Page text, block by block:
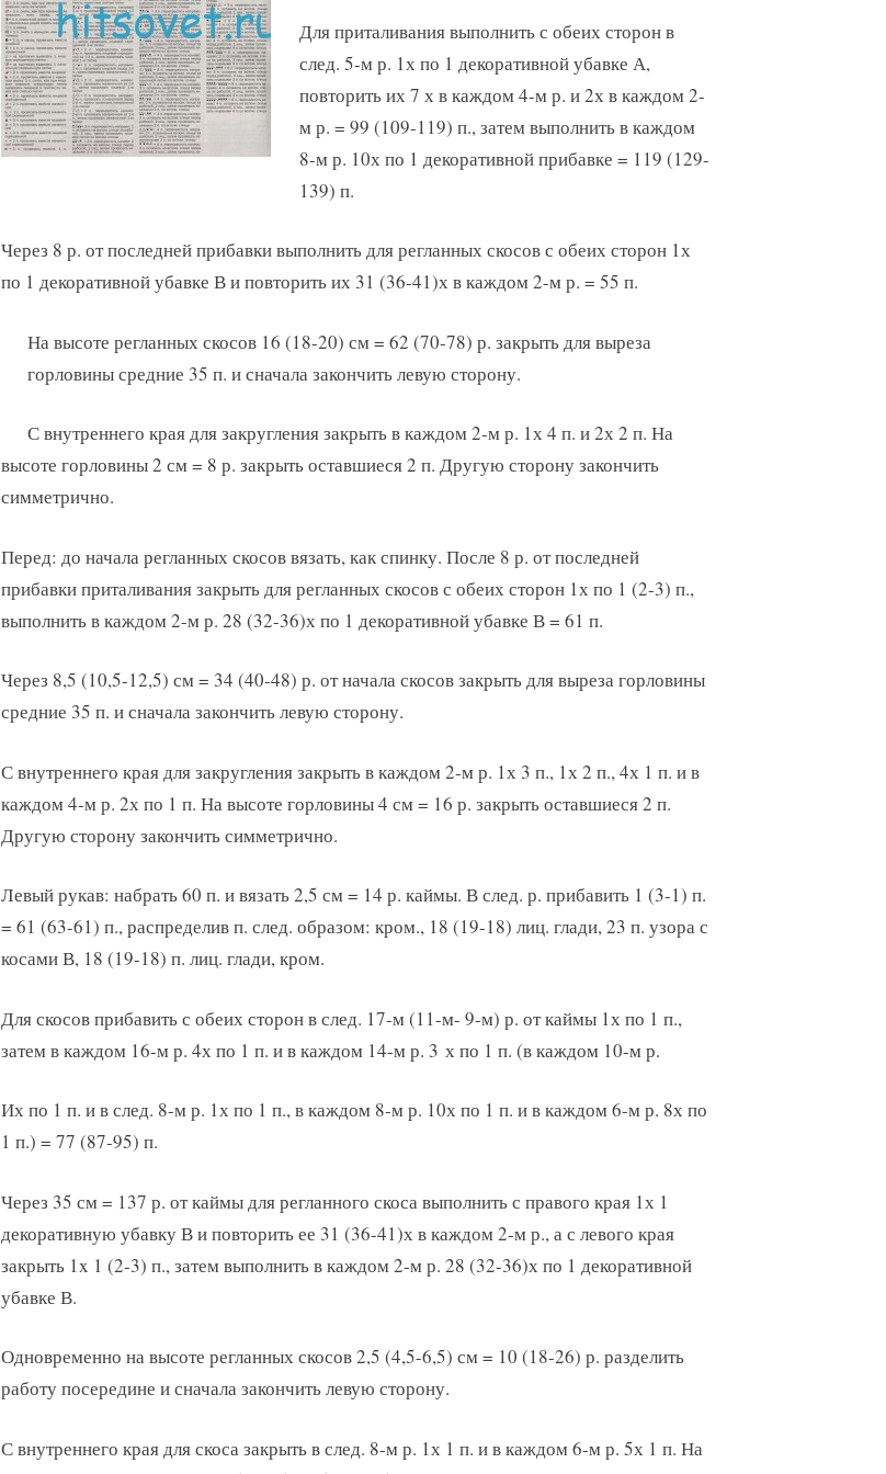
Для приталивания выполнить с обеих сторон в
след. 5-м р. 1х по 1 декоративной убавке А,
повторить их 7 х в каждом 4-м р. и 2х в каждом 2-
м р. = 99 (109-119) п., затем выполнить в каждом
8-м р. 10х по 1 декоративной прибавке = 119 (129-
139) п.
Через 8 р. от последней прибавки выполнить для регланных скосов с обеих сторон 1х
по 1 декоративной убавке В и повторить их 31 (36-41)х в каждом 2-м р. = 55 п.
На высоте регланных скосов 16 (18-20) см = 62 (70-78) р. закрыть для выреза
горловины средние 35 п. и сначала закончить левую сторону.
С внутреннего края для закругления закрыть в каждом 2-м р. 1х 4 п. и 2х 2 п. На
высоте горловины 2 см = 8 р. закрыть оставшиеся 2 п. Другую сторону закончить
симметрично.
Перед: до начала регланных скосов вязать, как спинку. После 8 р. от последней
прибавки приталивания закрыть для регланных скосов с обеих сторон 1х по 1 (2-3) п.,
выполнить в каждом 2-м р. 28 (32-36)х по 1 декоративной убавке В = 61 п.
Через 8,5 (10,5-12,5) см = 34 (40-48) р. от начала скосов закрыть для выреза горловины
средние 35 п. и сначала закончить левую сторону.
С внутреннего края для закругления закрыть в каждом 2-м р. 1х 3 п., 1х 2 п., 4х 1 п. и в
каждом 4-м р. 2х по 1 п. На высоте горловины 4 см = 16 р. закрыть оставшиеся 2 п.
Другую сторону закончить симметрично.
Левый рукав: набрать 60 п. и вязать 2,5 см = 14 р. каймы. В след. р. прибавить 1 (3-1) п.
= 61 (63-61) п., распределив п. след. образом: кром., 18 (19-18) лиц. глади, 23 п. узора с
косами В, 18 (19-18) п. лиц. глади, кром.
Для скосов прибавить с обеих сторон в след. 17-м (11-м- 9-м) р. от каймы 1х по 1 п.,
затем в каждом 16-м р. 4х по 1 п. и в каждом 14-м р. 3 х по 1 п. (в каждом 10-м р.
Их по 1 п. и в след. 8-м р. 1х по 1 п., в каждом 8-м р. 10х по 1 п. и в каждом 6-м р. 8х по
1 п.) = 77 (87-95) п.
Через 35 см = 137 р. от каймы для регланного скоса выполнить с правого края 1х 1
декоративную убавку В и повторить ее 31 (36-41)х в каждом 2-м р., а с левого края
закрыть 1x 1 (2-3) п., затем выполнить в каждом 2-м р. 28 (32-36)х по 1 декоративной
убавке В.
Одновременно на высоте регланных скосов 2,5 (4,5-6,5) см = 10 (18-26) р. разделить
работу посередине и сначала закончить левую сторону.
С внутреннего края для скоса закрыть в след. 8-м р. 1х 1 п. и в каждом 6-м р. 5х 1 п. На